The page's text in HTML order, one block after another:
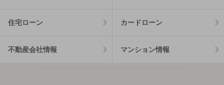
住宅ローン カードローン
不動産会社情報 マンション情報